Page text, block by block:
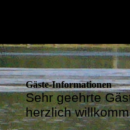
Gäste-Informationen
Sehr geehrte
herzlich